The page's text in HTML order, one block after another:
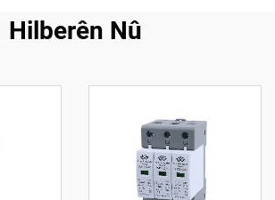
Hilberên Nû